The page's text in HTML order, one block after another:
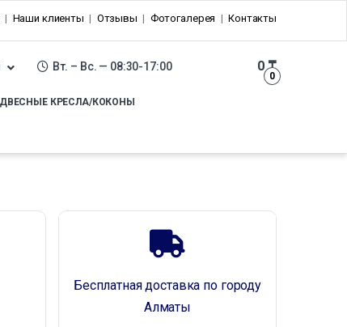
Наши клиенты Отзывы Фотогалерея Контакты
Вт. – Вс. — 08:30-17:00
0
0₸
КРЕСЛА/КОКОНЫ
Бесплатная доставка по городу
Алматы